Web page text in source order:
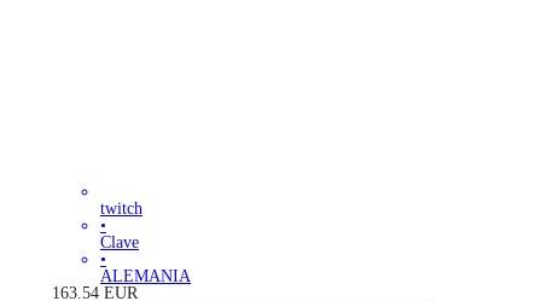
twitch
•
Clave
•
ALEMANIA
163.54 EUR